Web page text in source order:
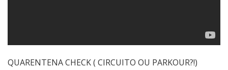
QUARENTENA CHECK ( CIRCUITO OU PARKOUR?!)